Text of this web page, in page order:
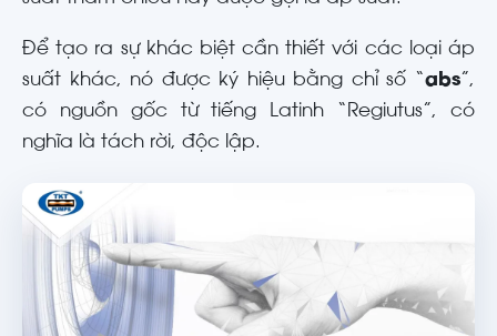
Để tạo ra sự khác biệt cần thiết với các loại áp
suất khác, nó được ký hiệu bằng chỉ số “ abs ”,
có nguồn gốc từ tiếng Latinh “Regiutus”, có
nghĩa là tách rời, độc lập.